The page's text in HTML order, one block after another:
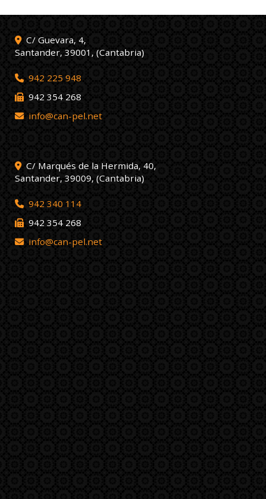
C/ Guevara, 4,
Santander, 39001 , (Cantabria)
942 225 948
942 354 268
info
can-pel.net
C/ Marqués de la Hermida, 40,
Santander, 39009, (Cantabria)
942 340 114
942 354 268
info
can-pel.net